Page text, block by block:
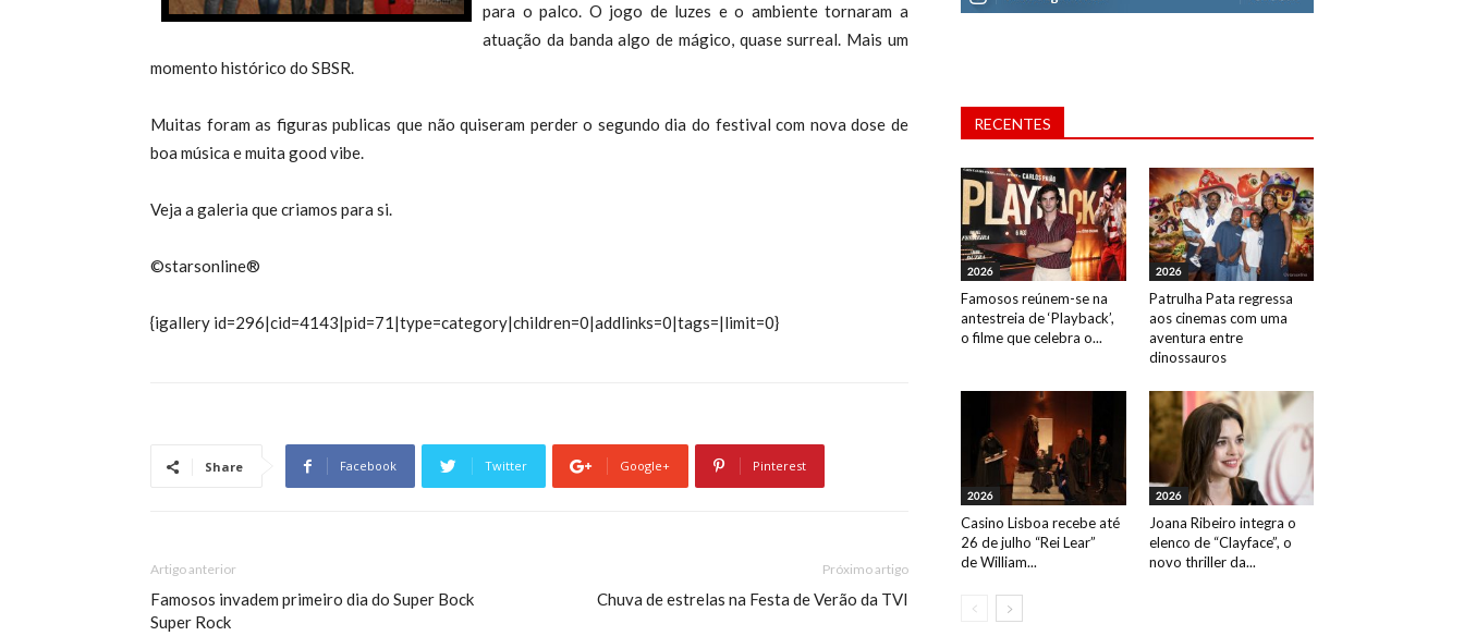
para o palco. O jogo de luzes e o ambiente tornaram a
atuação da banda algo de mágico, quase surreal. Mais um
momento histórico do SBSR.
Muitas foram as figuras publicas que não quiseram perder o segundo dia do festival com nova dose de
boa música e muita good vibe.
Veja a galeria que criamos para si.
©starsonline®
{igallery id=296|cid=4143|pid=71|type=category|children=0|addlinks=0|tags=|limit=0}
Share Facebook Twitter Google+ Pinterest
Artigo anterior
Famosos invadem primeiro dia do Super Bock
Super Rock
Próximo artigo
Chuva de estrelas na Festa de Verão da TVI
RECENTES
2026
Famosos reúnem-se na
antestreia de ‘Playback’,
o filme que celebra o...
2026
Patrulha Pata regressa
aos cinemas com uma
aventura entre
dinossauros
2026
Casino Lisboa recebe até
26 de julho “Rei Lear”
de William...
2026
Joana Ribeiro integra o
elenco de “Clayface”, o
novo thriller da...